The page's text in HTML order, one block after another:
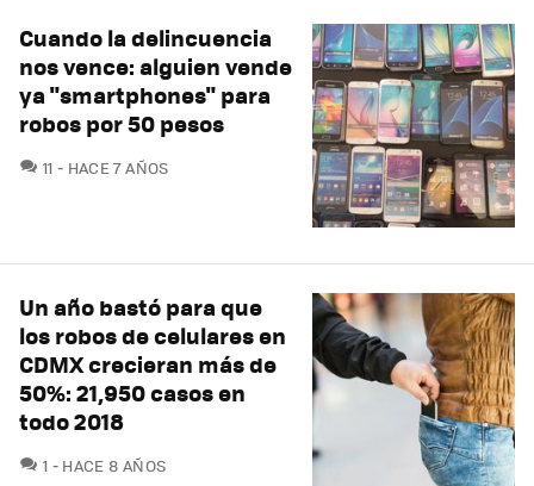
Cuando la delincuencia
nos vence: alguien vende
ya "smartphones" para
robos por 50 pesos
11 COMENTARIOS
HACE 7 AÑOS
Un año bastó para que
los robos de celulares en
CDMX crecieran más de
50%: 21,950 casos en
todo 2018
1 COMENTARIOS
HACE 8 AÑOS